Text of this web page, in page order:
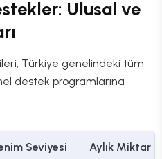
Ulusal ve
Türkiye genelindeki tüm
destek programlarına
Seviyesi
Aylık Miktar